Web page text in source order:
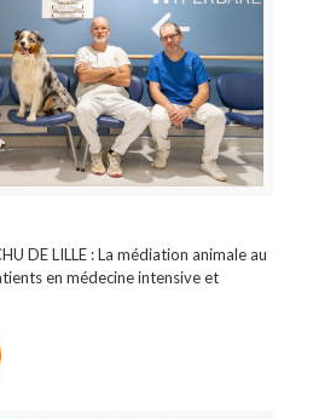
DE LILLE : La médiation animale au
en médecine intensive et